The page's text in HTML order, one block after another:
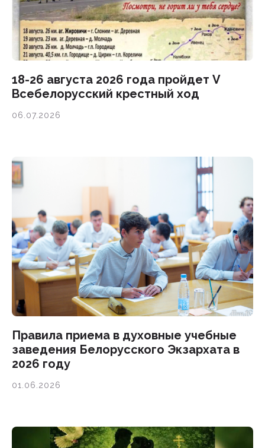
18-26 августа 2026 года пройдет V
Всебелорусский крестный ход
06.07.2026
Правила приема в духовные учебные
заведения Белорусского Экзархата в
2026 году
01.06.2026